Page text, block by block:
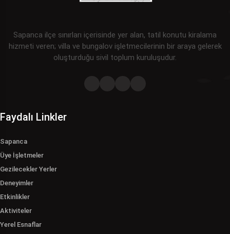
Sapanca ilçe sınırları içerisinde yer alan, tatil konutu kiralama
hizmeti veren; villa ve bungalov işletmecilerinin bir araya gelerek
oluşturduğu sivil toplum kuruluşudur.
Faydalı Linkler
Sapanca
Üye İşletmeler
Gezilecekler Yerler
Deneyimler
Etkinlikler
Aktiviteler
Yerel Esnaflar